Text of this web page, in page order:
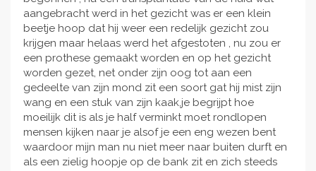
aangebracht werd in het gezicht was er een klein
beetje hoop dat hij weer een redelijk gezicht zou
krijgen maar helaas werd het afgestoten , nu zou er
een prothese gemaakt worden en op het gezicht
worden gezet, net onder zijn oog tot aan een
gedeelte van zijn mond zit een soort gat hij mist zijn
wang en een stuk van zijn kaak,je begrijpt hoe
moeilijk dit is als je half verminkt moet rondlopen
mensen kijken naar je alsof je een eng wezen bent
waardoor mijn man nu niet meer naar buiten durft en
als een zielig hoopje op de bank zit en zich steeds